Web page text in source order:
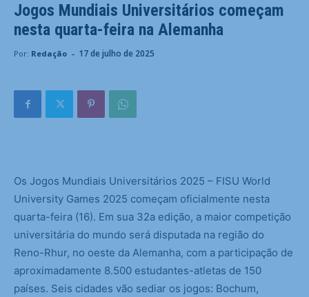
Jogos Mundiais Universitários começam
nesta quarta-feira na Alemanha
Por: Redação - 17 de julho de 2025
Os Jogos Mundiais Universitários 2025 – FISU World
University Games 2025 começam oficialmente nesta
quarta-feira (16). Em sua 32a edição, a maior competição
universitária do mundo será disputada na região do
Reno-Rhur, no oeste da Alemanha, com a participação de
aproximadamente 8.500 estudantes-atletas de 150
países. Seis cidades vão sediar os jogos: Bochum,